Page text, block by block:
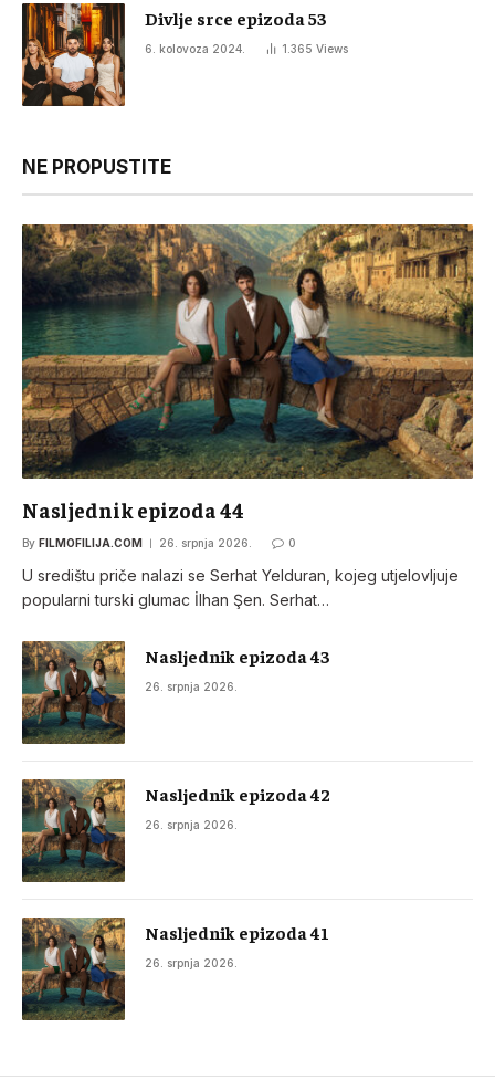
Divlje srce epizoda 53
6. kolovoza 2024. 1.365 Views
NE PROPUSTITE
Nasljednik epizoda 44
By FILMOFILIJA.COM 26. srpnja 2026. 0
U središtu priče nalazi se Serhat Yelduran, kojeg utjelovljuje
popularni turski glumac İlhan Şen. Serhat…
Nasljednik epizoda 43
26. srpnja 2026.
Nasljednik epizoda 42
26. srpnja 2026.
Nasljednik epizoda 41
26. srpnja 2026.